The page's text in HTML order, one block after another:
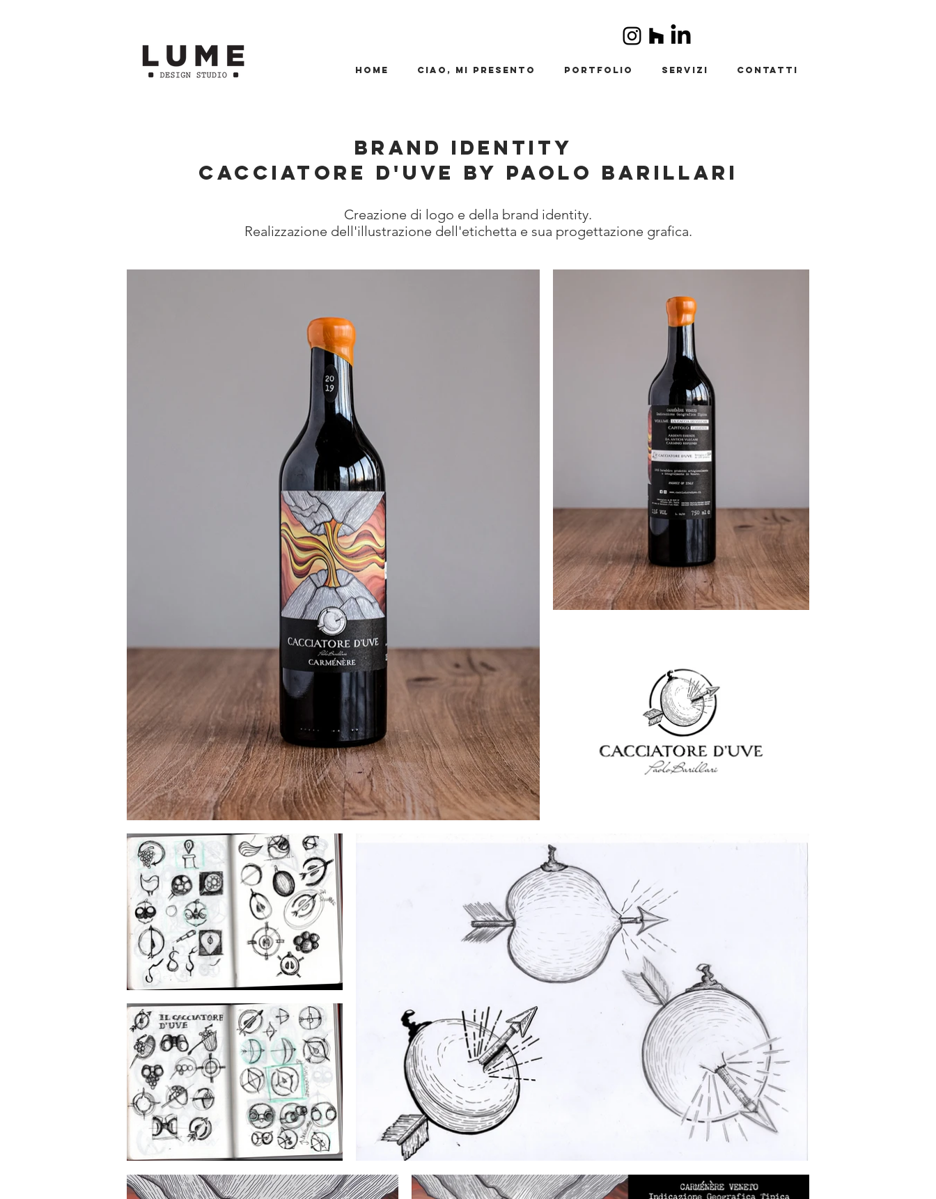
Home Ciao, mi presento Portfolio Servizi Contatti
Brand identity
cacciatore d'uve by paolo barillari
Creazione di logo e della brand identity.
Realizzazione dell'illustrazione dell'etichetta e sua progettazione grafica.